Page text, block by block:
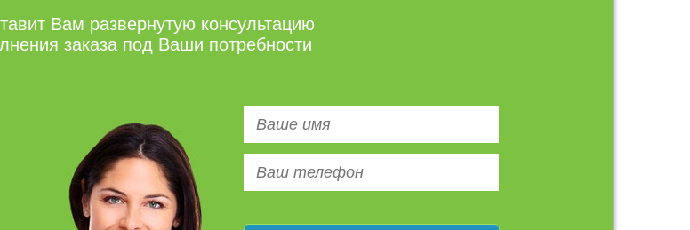
Вам развернутую консультацию
заказа под Ваши потребности